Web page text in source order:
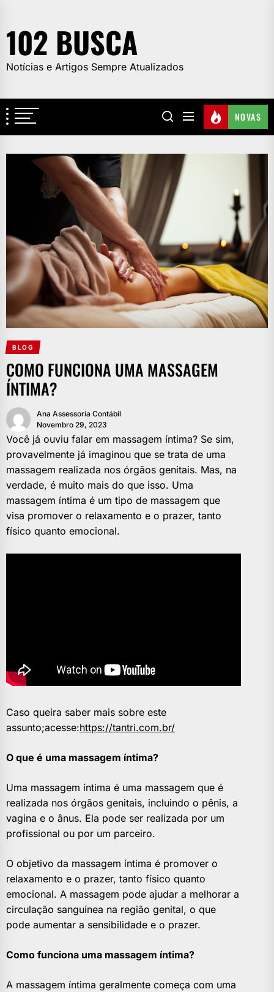
the
content
102 BUSCA
Notícias e Artigos Sempre Atualizados
NOVAS
BLOG
COMO FUNCIONA UMA MASSAGEM
ÍNTIMA?
Ana Assessoria Contábil
Novembro 29, 2023
Você já ouviu falar em massagem íntima? Se sim,
provavelmente já imaginou que se trata de uma
massagem realizada nos órgãos genitais. Mas, na
verdade, é muito mais do que isso. Uma
massagem íntima é um tipo de massagem que
visa promover o relaxamento e o prazer, tanto
físico quanto emocional.
Caso queira saber mais sobre este
assunto;acesse:https://tantri.com.br/
O que é uma massagem íntima?
Uma massagem íntima é uma massagem que é
realizada nos órgãos genitais, incluindo o pênis, a
vagina e o ânus. Ela pode ser realizada por um
profissional ou por um parceiro.
O objetivo da massagem íntima é promover o
relaxamento e o prazer, tanto físico quanto
emocional. A massagem pode ajudar a melhorar a
circulação sanguínea na região genital, o que
pode aumentar a sensibilidade e o prazer.
Como funciona uma massagem íntima?
A massagem íntima geralmente começa com uma